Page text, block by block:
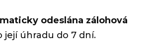
odeslána zálohová
její úhradu do 7 dní.